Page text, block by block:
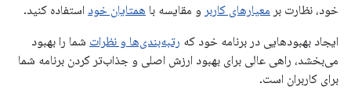
خود، نظارت بر معیارهای کاربر و مقایسه با همتایان خود استفاده کنید.
ایجاد بهبودهایی در برنامه خود که رتبه‌بندی‌ها و نظرات شما را بهبود
می‌بخشد، راهی عالی برای بهبود ارزش اصلی و جذاب‌تر کردن برنامه شما
برای کاربران است.